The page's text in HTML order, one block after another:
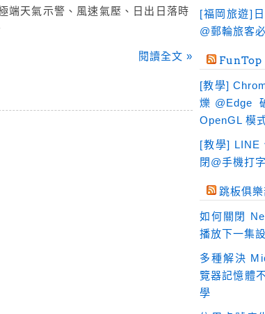
端天氣示警、風速氣壓、日出日落時
閱讀全文 »
硬碟工
程式開
翻譯軟
輸入法
[福岡旅遊]
@郵輪旅客
FunTop
[教學]
爍@Edge
OpenGL 模
[教學] LINE
閉@手機打
跳板俱樂
如何關閉
播放下一集
多種解決
覽器記憶體
學